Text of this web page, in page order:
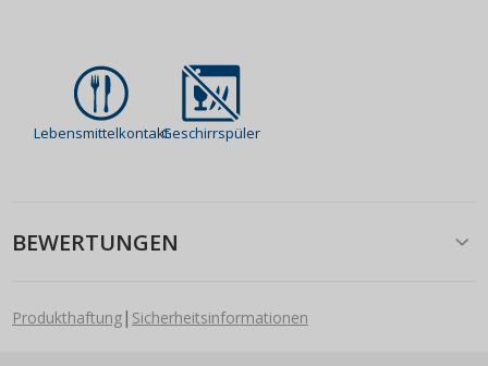
LebensmittelkontaktGeschirrspüler
BEWERTUNGEN
Produkthaftung| Sicherheitsinformationen